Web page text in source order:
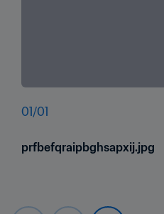
01 /01
prfbefqraipbghsapxij.jpg